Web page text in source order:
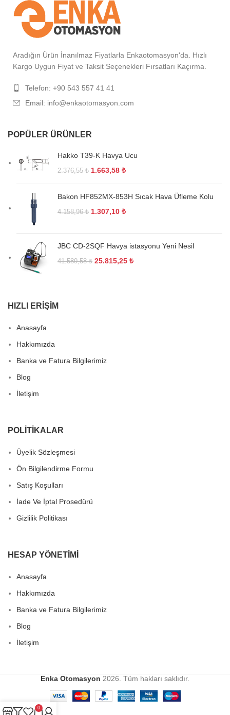
Aradığın Ürün İnanılmaz Fiyatlarla Enkaotomasyon'da. Hızlı
Kargo Uygun Fiyat ve Taksit Seçenekleri Fırsatları Kaçırma.
Telefon: +90 543 557 41 41
Email: info@enkaotomasyon.com
POPÜLER ÜRÜNLER
Hakko T39-K Havya Ucu
2.376,55₺ 1.663,58 ₺
Bakon HF852MX-853H Sıcak Hava Üfleme Kolu
4.158,96₺ 1.307,10 ₺
JBC CD-2SQF Havya istasyonu Yeni Nesil
41.589,58₺ 25.815,25 ₺
HIZLI ERIŞIM
Anasayfa
Hakkımızda
Banka ve Fatura Bilgilerimiz
Blog
İletişim
POLITIKALAR
Üyelik Sözleşmesi
Ön Bilgilendirme Formu
Satış Koşulları
İade Ve İptal Prosedürü
Gizlilik Politikası
HESAP YÖNETIMI
Anasayfa
Hakkımızda
Banka ve Fatura Bilgilerimiz
Blog
İletişim
Enka Otomasyon 2026. Tüm hakları saklıdır.
0